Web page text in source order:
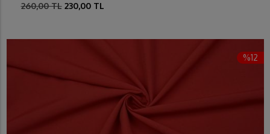
260,00 TL 230,00 TL
%12